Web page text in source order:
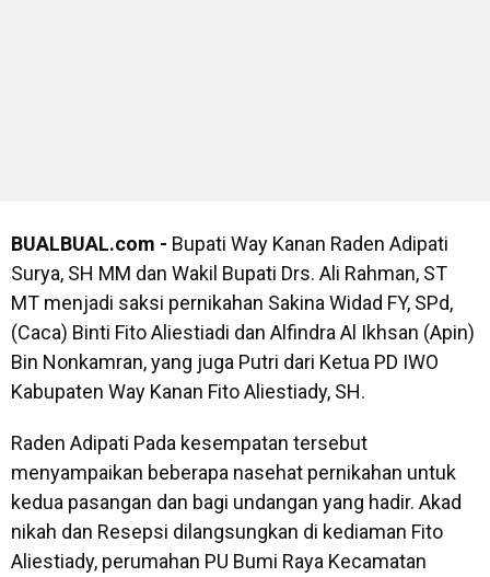
BUALBUAL.com - Bupati Way Kanan Raden Adipati
Surya, SH MM dan Wakil Bupati Drs. Ali Rahman, ST
MT menjadi saksi pernikahan Sakina Widad FY, SPd,
(Caca) Binti Fito Aliestiadi dan Alfindra Al Ikhsan (Apin)
Bin Nonkamran, yang juga Putri dari Ketua PD IWO
Kabupaten Way Kanan Fito Aliestiady, SH.
Raden Adipati Pada kesempatan tersebut
menyampaikan beberapa nasehat pernikahan untuk
kedua pasangan dan bagi undangan yang hadir. Akad
nikah dan Resepsi dilangsungkan di kediaman Fito
Aliestiady, perumahan PU Bumi Raya Kecamatan